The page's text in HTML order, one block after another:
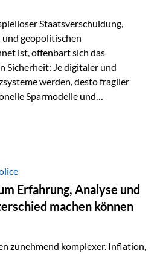
Staatsverschuldung,
geopolitischen
ist, offenbart sich das
Sicherheit: Je digitaler und
werden, desto fragiler
Sparmodelle und
angesichts der expansiven
die modernste und strategisch
Instabilität. Physische Werte
sind heute keine bloße
strategische Notwendigkeit. 1.
einem winzigen…
Erfahrung, Analyse und
machen können
zunehmend komplexer. Inflation,